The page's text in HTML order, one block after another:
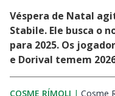
Véspera de Natal
Stabile. Ele busca o
para 2025. Os
e Dorival temem
COSME RÍMOLI | Cosme